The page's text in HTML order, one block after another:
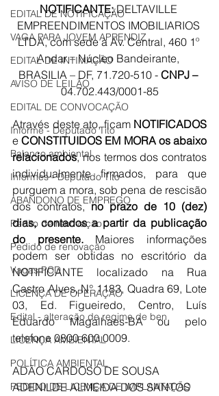
EDITAL DE NOTIFICAÇÃO
VAGA PARA JOVEM APRENDIZ
EDITAL DE INTIMAÇÃO
AVISO DE LEILÃO
EDITAL DE CONVOCAÇÃO
Informe - Deputado Tito
Balanço ambiental
Informes - Deputado Tito
ABANDONO DE EMPREGO
Pedito de renovação
Pedido de renovação
Vagas PCD
LICENÇA DE OPERAÇÃO
Edital - alteração de regime de ben
LICENÇA AMBIENTAL
POLÍTICA AMBIENTAL
PEDIDO DE LICENÇA DE IMPLANTAÇÃO
NOTIFICANTE: DELTAVILLE
EMPREENDIMENTOS IMOBILIARIOS
LTDA, com sede à Av. Central, 460 1º
Andar – Núcleo Bandeirante,
BRASILIA – DF, 71.720-510 - CNPJ –
04.702.443/0001-85
Através deste ato, ficam NOTIFICADOS
e CONSTITUIDOS EM MORA os abaixo
relacionados, nos termos dos contratos
individualmente firmados, para que
purguem a mora, sob pena de rescisão
dos contratos, no prazo de 10 (dez)
dias, contados a partir da publicação
do presente. Maiores informações
podem ser obtidas no escritório da
NOTIFICANTE localizado na Rua
Castro Alves, N° 1183, Quadra 69, Lote
03, Ed. Figueiredo, Centro, Luís
Eduardo Magalhaes-BA ou pelo
telefone 0800 600 0009.
ADÃO CARDOSO DE SOUSA
ADENILDE ALMEIDA DOS SANTOS